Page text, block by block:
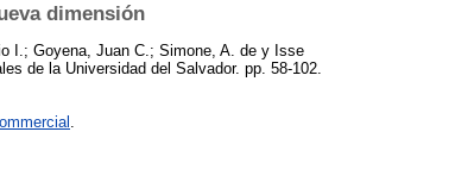
dimensión
I. ; Goyena, Juan C. ; Simone, A. de y Isse
de la Universidad del Salvador. pp. 58-102.
.